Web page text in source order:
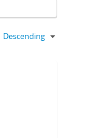
Descending